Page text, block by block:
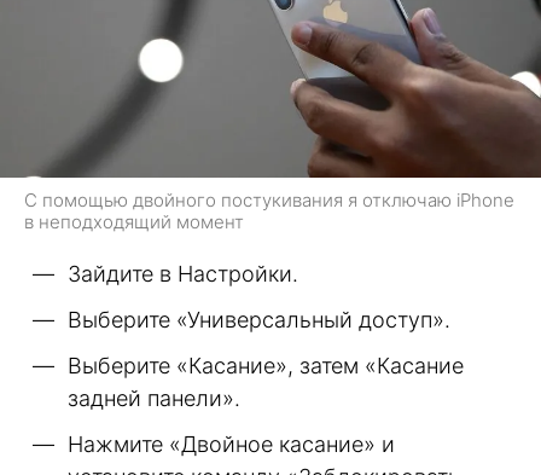
С помощью двойного постукивания я отключаю iPhone
в неподходящий момент
Зайдите в Настройки.
Выберите «Универсальный доступ».
Выберите «Касание», затем «Касание
задней панели».
Нажмите «Двойное касание» и